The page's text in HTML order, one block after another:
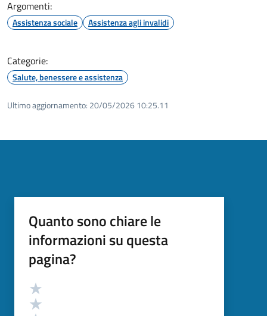
Argomenti:
Assistenza sociale Assistenza agli invalidi
Categorie:
Salute, benessere e assistenza
Ultimo aggiornamento: 20/05/2026 10:25.11
Quanto sono chiare le
informazioni su questa
pagina?
Valutazione